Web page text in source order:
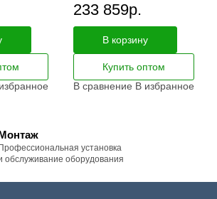
233 859р.
В корзину
Купить оптом
В сравнение В избранное
Профессиональная установка
обслуживание оборудования